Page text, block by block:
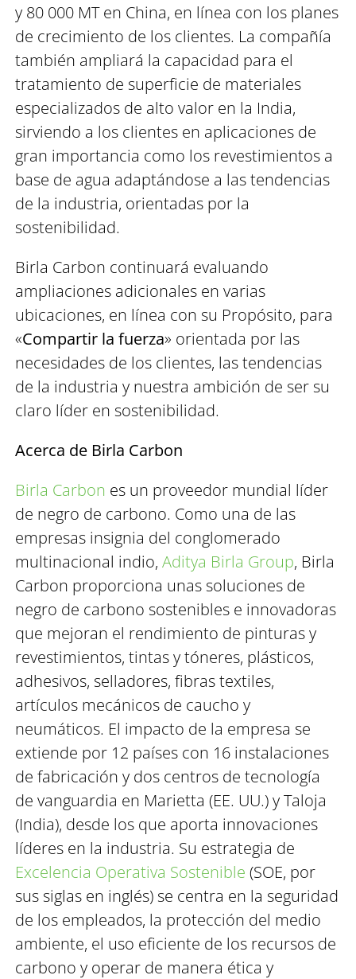
y 80 000 MT en China, en línea con los planes
de crecimiento de los clientes. La compañía
también ampliará la capacidad para el
tratamiento de superficie de materiales
especializados de alto valor en la India,
sirviendo a los clientes en aplicaciones de
gran importancia como los revestimientos a
base de agua adaptándose a las tendencias
de la industria, orientadas por la
sostenibilidad.
Birla Carbon continuará evaluando
ampliaciones adicionales en varias
ubicaciones, en línea con su Propósito, para
«Compartir la fuerza» orientada por las
necesidades de los clientes, las tendencias
de la industria y nuestra ambición de ser su
claro líder en sostenibilidad.
Acerca de Birla Carbon
Birla Carbon es un proveedor mundial líder
de negro de carbono. Como una de las
empresas insignia del conglomerado
multinacional indio,Aditya Birla Group, Birla
Carbon proporciona unas soluciones de
negro de carbono sostenibles e innovadoras
que mejoran el rendimiento de pinturas y
revestimientos, tintas y tóneres, plásticos,
adhesivos, selladores, fibras textiles,
artículos mecánicos de caucho y
neumáticos. El impacto de la empresa se
extiende por 12 países con 16 instalaciones
de fabricación y dos centros de tecnología
de vanguardia en Marietta (EE. UU.) y Taloja
(India), desde los que aporta innovaciones
líderes en la industria. Su estrategia de
Excelencia Operativa Sostenible (SOE, por
sus siglas en inglés) se centra en la seguridad
de los empleados, la protección del medio
ambiente, el uso eficiente de los recursos de
carbono y operar de manera ética y